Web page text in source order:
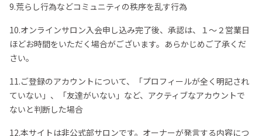
9.荒らし行為などコミュニティの秩序を乱す行為
10.オンラインサロン入会申し込み完了後、承認は、１～２営業日
ほどお時間をいただく場合がございます。あらかじめご了承くだ
さい。
11.ご登録のアカウントについて、「プロフィールが全く明記され
ていない」、「友達がいない」など、アクティブなアカウントで
ないと判断した場合
12.本サイトは非公式部サロンです。オーナーが発言する内容につ